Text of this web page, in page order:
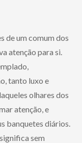
de um comum dos
atenção para si.
tanto luxo e
olhares dos
atenção, e
banquetes diários.
sem